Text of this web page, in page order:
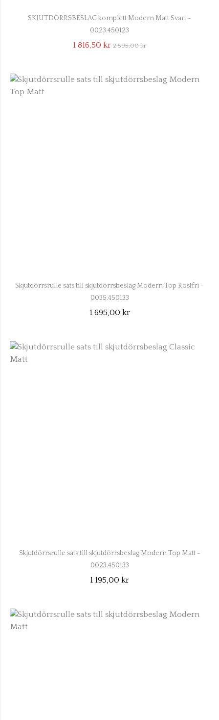
SKJUTDÖRRSBESLAG komplett Modern Matt Svart -
0023.450123
1 816,50 kr 2 595,00 kr
Skjutdörrsrulle sats till skjutdörrsbeslag Modern Top Rostfri -
0035.450133
1 695,00 kr
Skjutdörrsrulle sats till skjutdörrsbeslag Modern Top Matt -
0023.450133
1 195,00 kr